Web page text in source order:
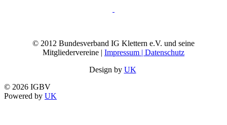
© 2012 Bundesverband IG Klettern e.V. und seine
Mitgliedervereine | Impressum | Datenschutz
Design by UK
© 2026 IGBV
Powered by UK